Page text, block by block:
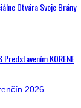
Otvára Svoje Brány
KORENE